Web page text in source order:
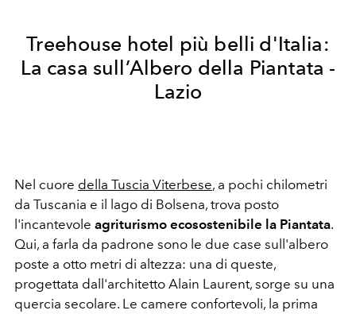
Treehouse hotel più belli d'Italia:
La casa sull’Albero della Piantata -
Lazio
Nel cuore della Tuscia Viterbese, a pochi chilometri
da Tuscania e il lago di Bolsena, trova posto
l'incantevole agriturismo ecosostenibile la Piantata.
Qui, a farla da padrone sono le due case sull'albero
poste a otto metri di altezza: una di queste,
progettata dall'architetto Alain Laurent, sorge su una
quercia secolare. Le camere confortevoli, la prima